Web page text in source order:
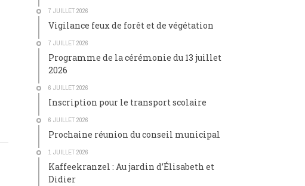
7 JUILLET 2026
Vigilance feux de forêt et de végétation
7 JUILLET 2026
Programme de la cérémonie du 13 juillet
2026
6 JUILLET 2026
Inscription pour le transport scolaire
6 JUILLET 2026
Prochaine réunion du conseil municipal
1 JUILLET 2026
Kaffeekranzel : Au jardin d’Élisabeth et
Didier